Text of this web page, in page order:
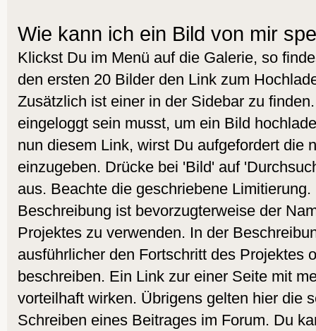
Wie kann ich ein Bild von mir
Klickst Du im Menü auf die Galerie, so
den ersten 20 Bilder den Link zum
Zusätzlich ist einer in der Sidebar zu
eingeloggt sein musst, um ein Bild
nun diesem Link, wirst Du aufgefordert die
einzugeben. Drücke bei 'Bild' auf
aus. Beachte die geschriebene
Beschreibung ist bevorzugterweise der
Projektes zu verwenden. In der
ausführlicher den Fortschritt des Projektes
beschreiben. Ein Link zur einer Seite mit
vorteilhaft wirken. Übrigens gelten hier die
Schreiben eines Beitrages im Forum. Du